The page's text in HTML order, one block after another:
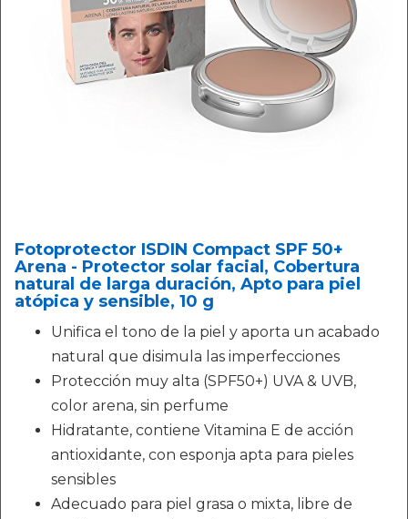
Fotoprotector ISDIN Compact SPF 50+
Arena - Protector solar facial, Cobertura
natural de larga duración, Apto para piel
atópica y sensible, 10 g
Unifica el tono de la piel y aporta un acabado
natural que disimula las imperfecciones
Protección muy alta (SPF50+) UVA & UVB,
color arena, sin perfume
Hidratante, contiene Vitamina E de acción
antioxidante, con esponja apta para pieles
sensibles
Adecuado para piel grasa o mixta, libre de